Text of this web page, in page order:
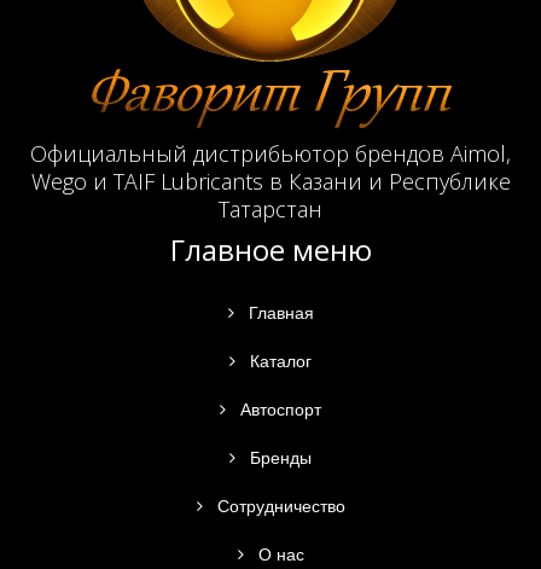
Официальный дистрибьютор брендов Aimol,
Wego и TAIF Lubricants в Казани и Республике
Татарстан
Главное меню
Главная
Каталог
Автоспорт
Бренды
Сотрудничество
О нас